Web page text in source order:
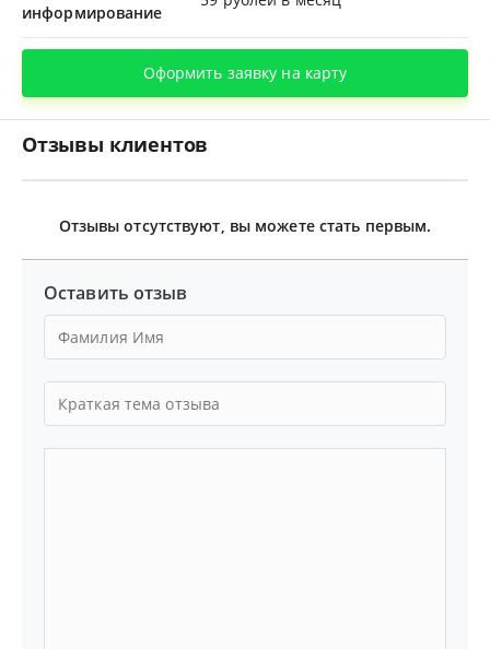
информирование
Оформить заявку на карту
Отзывы клиентов
Отзывы отсутствуют, вы можете стать первым.
Оставить отзыв